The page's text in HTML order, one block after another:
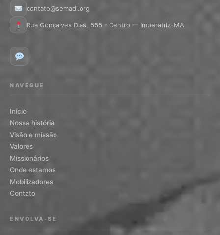
contato@semadi.org
Rua Gonçalves Dias, 565 - Centro — Imperatriz-MA
NAVEGUE
Início
Nossa história
Visão e missão
Valores
Missionários
Onde estamos
Mobilizadores
Contato
ENVOLVA-SE